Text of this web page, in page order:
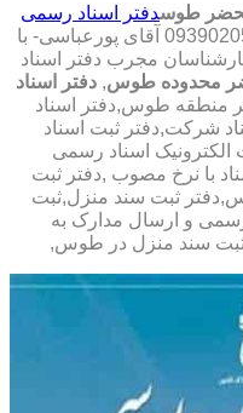
طوسدفتر اسناد رسمی
,09390205345 آقای پورعباسی- با
مجرب دفتر اسناد
محدوده طوس, دفتر اسناد
منطقه طوس,دفتر اسناد
شرکت,دفتر ثبت اسناد
الکترونیک اسناد رسمی
با نرخ مصوب ,دفتر ثبت
ثبت سند منزل,ثبت
و ارسال مدارک به
ثبت سند منزل در طوس,